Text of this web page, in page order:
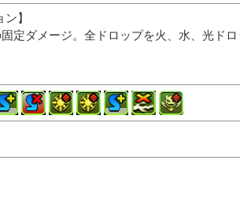
】
定ダメージ。全ドロップを火、水、光ド